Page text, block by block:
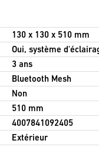
130 x 130 x 510 mm
Oui, système
3 ans
Bluetooth Mesh
Non
510 mm
4007841092405
Extérieur